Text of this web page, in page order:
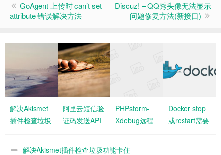
GoAgent 上传时 can’t set
attribute 错误解决方法
Discuz! – QQ秀头像无法显示
问题修复方法(新接口)
解决Akismet
插件检查垃圾
阿里云短信验
证码发送API
PHPstorm-
Xdebug远程
深入解析
Docker stop
或restart需要
解决Akismet插件检查垃圾功能卡住